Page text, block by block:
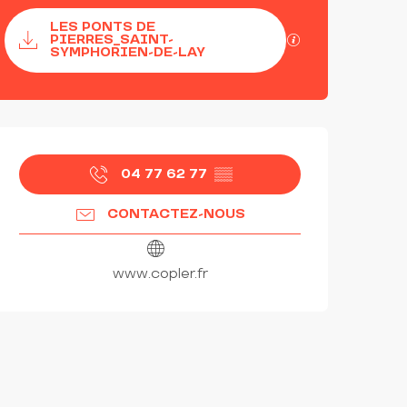
Documentation
LES PONTS DE
PIERRES_SAINT-
SYMPHORIEN-DE-LAY
ET
04 77 62 77 ▒▒
CONTACTEZ-NOUS
www.copler.fr